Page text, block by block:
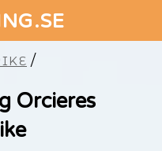
/
Orcieres